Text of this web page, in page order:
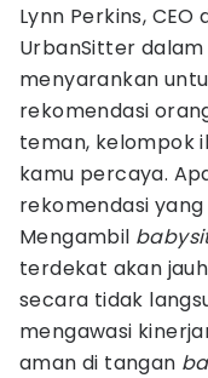
Lynn Perkins,
UrbanSitter
menyarankan
rekomendasi
teman, kelompok
kamu percaya.
rekomendasi
Mengambil
terdekat akan
secara tidak
mengawasi
aman di tangan